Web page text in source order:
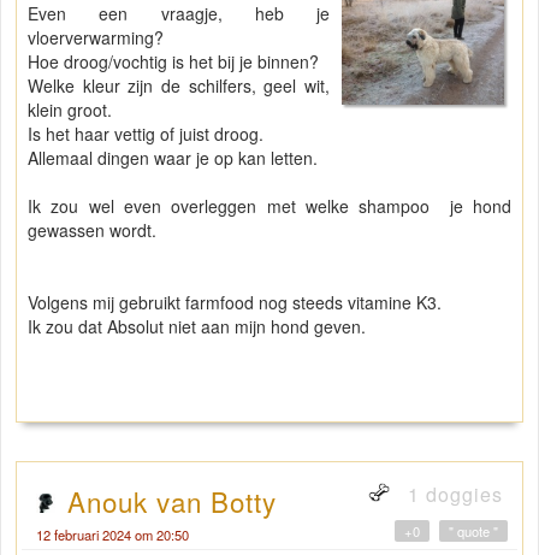
Even een vraagje, heb je
vloerverwarming?
Hoe droog/vochtig is het bij je binnen?
Welke kleur zijn de schilfers, geel wit,
klein groot.
Is het haar vettig of juist droog.
Allemaal dingen waar je op kan letten.
Ik zou wel even overleggen met welke shampoo je hond
gewassen wordt.
Volgens mij gebruikt farmfood nog steeds vitamine K3.
Ik zou dat Absolut niet aan mijn hond geven.
Anouk van Botty 1 doggies
12 februari 2024 om 20:50 " quote "
+0